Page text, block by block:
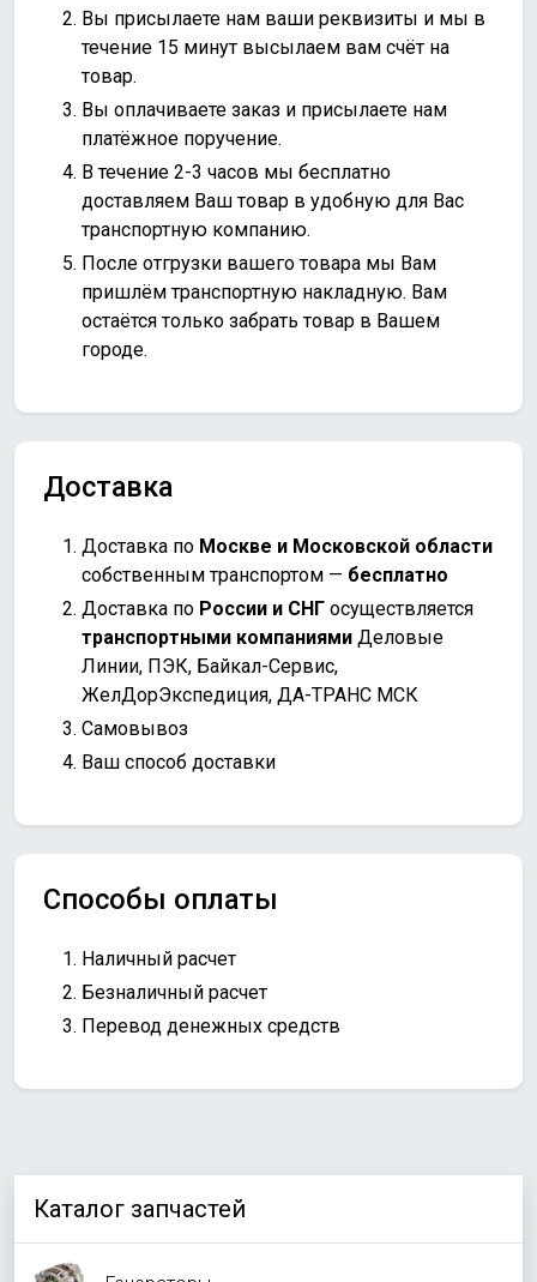
Каталог запчастей
Вы присылаете нам ваши реквизиты и мы в
течение 15 минут высылаем вам счёт на
товар.
Вы оплачиваете заказ и присылаете нам
платёжное поручение.
В течение 2-3 часов мы бесплатно
доставляем Ваш товар в удобную для Вас
транспортную компанию.
После отгрузки вашего товара мы Вам
пришлём транспортную накладную. Вам
остаётся только забрать товар в Вашем
городе.
Доставка
Доставка по Москве и Московской области
собственным транспортом — бесплатно
Доставка по России и СНГ осуществляется
транспортными компаниями Деловые
Линии, ПЭК, Байкал-Сервис,
ЖелДорЭкспедиция, ДА-ТРАНС МСК
Самовывоз
Ваш способ доставки
Способы оплаты
Наличный расчет
Безналичный расчет
Перевод денежных средств